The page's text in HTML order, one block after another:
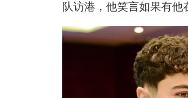
队访港，他笑言如果有他